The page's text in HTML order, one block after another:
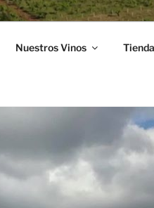
Nuestros Vinos Tienda